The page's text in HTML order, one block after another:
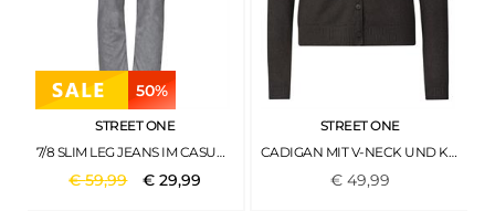
50%
STREET ONE
7/8 SLIM LEG JEANS IM CASUAL FIT LIGHT GREY RANDOM WASH
€59,99 €29,99
STREET ONE
CADIGAN MIT V-NECK UND KNOPFLEISTE BLACK COFFEE MEL.
€ 49,99